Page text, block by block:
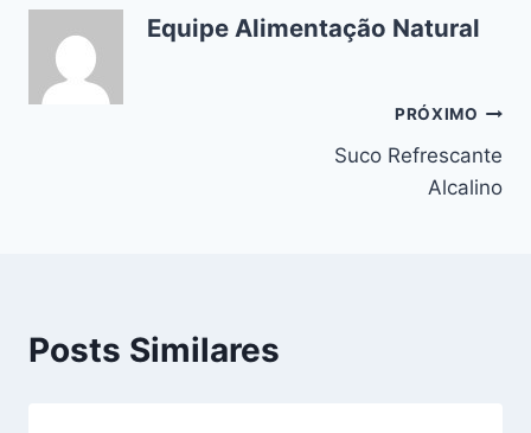
Equipe Alimentação Natural
PRÓXIMO
Suco Refrescante
Alcalino
Posts Similares